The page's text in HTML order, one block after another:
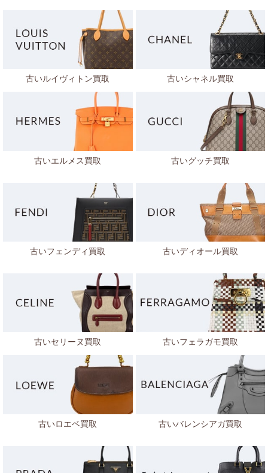
古いルイヴィトン買取 古いシャネル買取
古いエルメス買取 古いグッチ買取
古いフェンディ買取 古いディオール買取
古いセリーヌ買取 古いフェラガモ買取
古いロエベ買取 古いバレンシアガ買取